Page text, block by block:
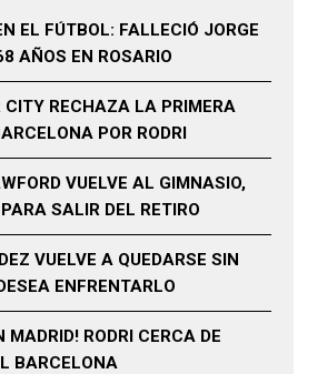
EL FÚTBOL: FALLECIÓ JORGE
AÑOS EN ROSARIO
CITY RECHAZA LA PRIMERA
POR RODRI
VUELVE AL GIMNASIO,
SALIR DEL RETIRO
VUELVE A QUEDARSE SIN
ENFRENTARLO
MADRID! RODRI CERCA DE
BARCELONA